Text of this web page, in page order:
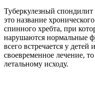
Туберкулезный
это название
спинного хребта, при
нарушаются нормальные
всего встречается у
своевременное лечение,
летальному исходу.